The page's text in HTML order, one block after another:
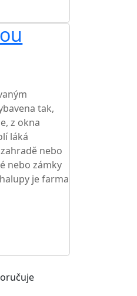
tak,
z okna
láká
nebo
nebo zámky
je farma